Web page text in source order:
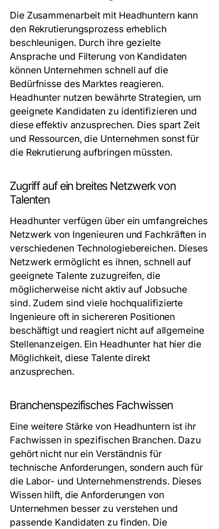
Die Zusammenarbeit mit Headhuntern kann
den Rekrutierungsprozess erheblich
beschleunigen. Durch ihre gezielte
Ansprache und Filterung von Kandidaten
können Unternehmen schnell auf die
Bedürfnisse des Marktes reagieren.
Headhunter nutzen bewährte Strategien, um
geeignete Kandidaten zu identifizieren und
diese effektiv anzusprechen. Dies spart Zeit
und Ressourcen, die Unternehmen sonst für
die Rekrutierung aufbringen müssten.
Zugriff auf ein breites Netzwerk von
Talenten
Headhunter verfügen über ein umfangreiches
Netzwerk von Ingenieuren und Fachkräften in
verschiedenen Technologiebereichen. Dieses
Netzwerk ermöglicht es ihnen, schnell auf
geeignete Talente zuzugreifen, die
möglicherweise nicht aktiv auf Jobsuche
sind. Zudem sind viele hochqualifizierte
Ingenieure oft in sichereren Positionen
beschäftigt und reagiert nicht auf allgemeine
Stellenanzeigen. Ein Headhunter hat hier die
Möglichkeit, diese Talente direkt
anzusprechen.
Branchenspezifisches Fachwissen
Eine weitere Stärke von Headhuntern ist ihr
Fachwissen in spezifischen Branchen. Dazu
gehört nicht nur ein Verständnis für
technische Anforderungen, sondern auch für
die Labor- und Unternehmenstrends. Dieses
Wissen hilft, die Anforderungen von
Unternehmen besser zu verstehen und
passende Kandidaten zu finden. Die